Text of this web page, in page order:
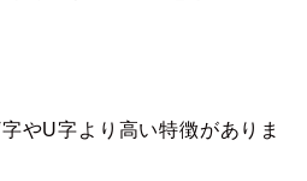
やU字より高い特徴がありま